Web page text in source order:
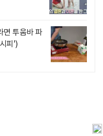
면 투움바 파
피')